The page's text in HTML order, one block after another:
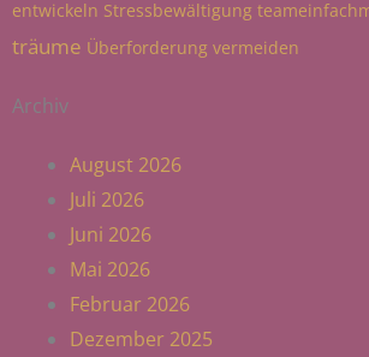
entwickeln Stressbewältigung
träume Überforderung vermeiden
Archiv
August 2026
Juli 2026
Juni 2026
Mai 2026
Februar 2026
Dezember 2025